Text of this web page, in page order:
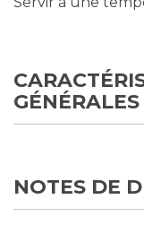
GÉNÉRALES
NOTES DE